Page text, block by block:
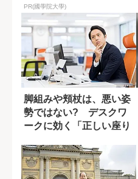
PR(國學院大學)
脚組みや頬杖は、悪い姿
勢ではない? デスクワ
ークに効く「正しい座り